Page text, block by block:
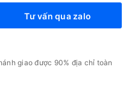
Tư vấn qua zalo
giao được 90% địa chỉ toàn